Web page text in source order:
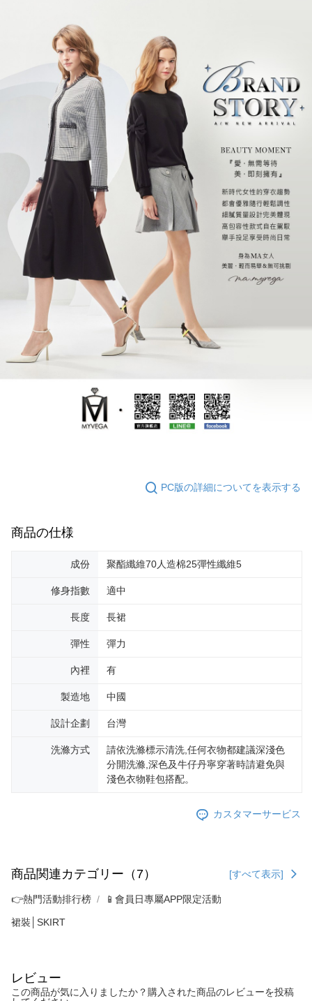
PC版の詳細についてを表示する
商品の仕様
成份 聚酯纖維70人造棉25彈性纖維5
修身指數 適中
長度 長裙
彈性 彈力
內裡 有
製造地 中國
設計企劃 台灣
洗滌方式
請依洗滌標示清洗,任何衣物都建議深淺色
分開洗滌,深色及牛仔丹寧穿著時請避免與
淺色衣物鞋包搭配。
カスタマーサービス
商品関連カテゴリー（7） [すべて表示]
👉熱門活動排行榜 📱會員日專屬APP限定活動
裙裝│SKIRT
レビュー
この商品が気に入りましたか？購入された商品のレビューを投稿